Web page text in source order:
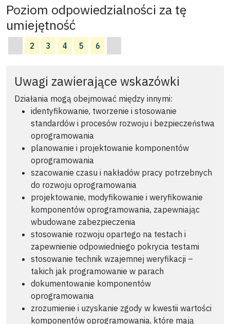
Poziom odpowiedzialności za tę
umiejętność
2 3 4 5 6
Uwagi zawierające wskazówki
Działania mogą obejmować między innymi:
identyfikowanie, tworzenie i stosowanie
standardów i procesów rozwoju i bezpieczeństwa
oprogramowania
planowanie i projektowanie komponentów
oprogramowania
szacowanie czasu i nakładów pracy potrzebnych
do rozwoju oprogramowania
projektowanie, modyfikowanie i weryfikowanie
komponentów oprogramowania, zapewniając
wbudowane zabezpieczenia
stosowanie rozwoju opartego na testach i
zapewnienie odpowiedniego pokrycia testami
stosowanie technik wzajemnej weryfikacji –
takich jak programowanie w parach
dokumentowanie komponentów
oprogramowania
zrozumienie i uzyskanie zgody w kwestii wartości
komponentów oprogramowania, które mają